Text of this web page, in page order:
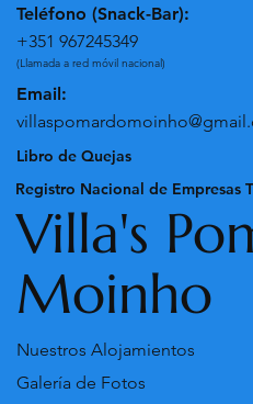
Teléfono (Snack-Bar):
+351 967245349
(Llamada a red móvil nacional)
Email:
Libro de Quejas
Registro Nacional de Empresas
Villa's
Moinho
Nuestros Alojamientos
Galería de Fotos